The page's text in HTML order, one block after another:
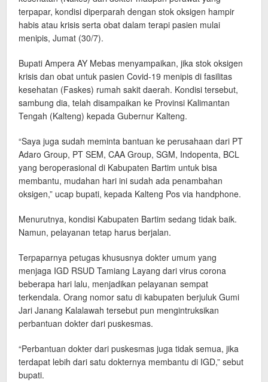
terpapar, kondisi diperparah dengan stok oksigen hampir
habis atau krisis serta obat dalam terapi pasien mulai
menipis, Jumat (30/7).
Bupati Ampera AY Mebas menyampaikan, jika stok oksigen
krisis dan obat untuk pasien Covid-19 menipis di fasilitas
kesehatan (Faskes) rumah sakit daerah. Kondisi tersebut,
sambung dia, telah disampaikan ke Provinsi Kalimantan
Tengah (Kalteng) kepada Gubernur Kalteng.
“Saya juga sudah meminta bantuan ke perusahaan dari PT
Adaro Group, PT SEM, CAA Group, SGM, Indopenta, BCL
yang beroperasional di Kabupaten Bartim untuk bisa
membantu, mudahan hari ini sudah ada penambahan
oksigen,” ucap bupati, kepada Kalteng Pos via handphone.
Menurutnya, kondisi Kabupaten Bartim sedang tidak baik.
Namun, pelayanan tetap harus berjalan.
Terpaparnya petugas khususnya dokter umum yang
menjaga IGD RSUD Tamiang Layang dari virus corona
beberapa hari lalu, menjadikan pelayanan sempat
terkendala. Orang nomor satu di kabupaten berjuluk Gumi
Jari Janang Kalalawah tersebut pun mengintruksikan
perbantuan dokter dari puskesmas.
“Perbantuan dokter dari puskesmas juga tidak semua, jika
terdapat lebih dari satu dokternya membantu di IGD,” sebut
bupati.